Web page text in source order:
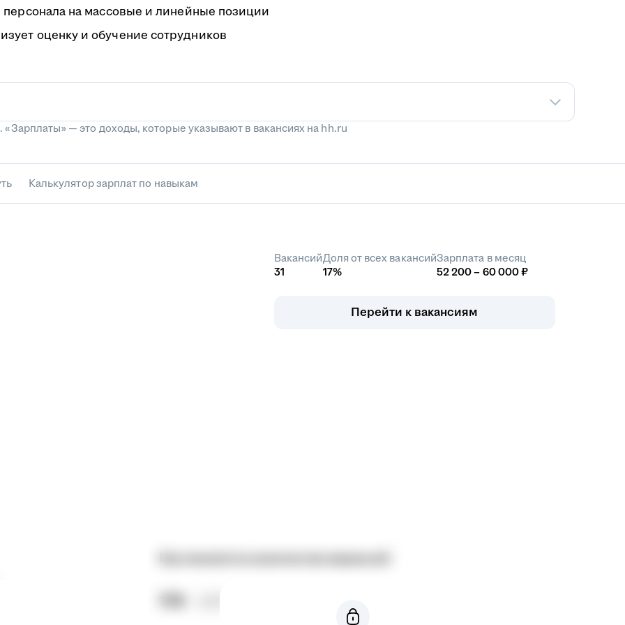
персонала на массовые и линейные позиции
оценку и обучение сотрудников
— это доходы, которые указывают в вакансиях на hh.ru
Калькулятор зарплат по навыкам
Вакансий
31
Доля от всех вакансий
17%
Зарплата в месяц
52 200 – 60 000 ₽
Перейти к вакансиям